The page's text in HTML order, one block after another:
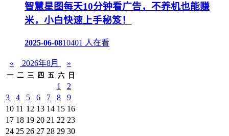
智慧星图每天10分钟看广告，不养机也能赚
米，小白快速上手秘笈！
2025-06-0810401 人在看
« 2026年8月 »
一 二 三 四 五 六 日
1
2
3
4 5 6 7 8
9
10 11 12 13 14 15 16
17 18 19 20 21 22 23
24 25 26 27 28 29 30